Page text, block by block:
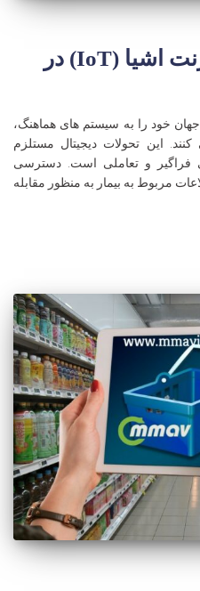
مزایا استفاده از اینترنت اشیا (IoT) در
خود را به سیستم های هماهنگ،
این تحولات دیجیتال مستلزم
فراگیر و تعاملی است. دسترسی
مربوط به بیمار به منظور مقابله